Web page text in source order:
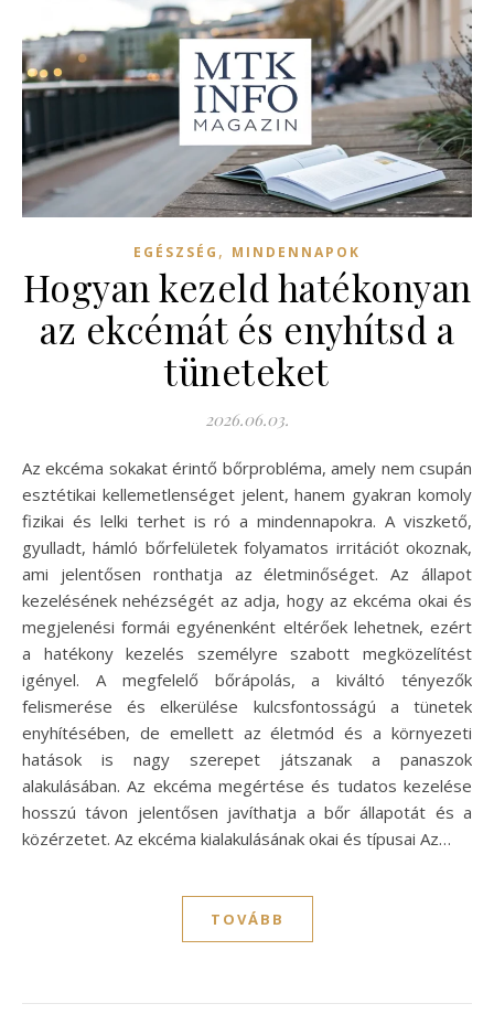
EGÉSZSÉG , MINDENNAPOK
Hogyan kezeld hatékonyan
az ekcémát és enyhítsd a
tüneteket
2026.06.03.
Az ekcéma sokakat érintő bőrprobléma, amely nem csupán
esztétikai kellemetlenséget jelent, hanem gyakran komoly
fizikai és lelki terhet is ró a mindennapokra. A viszkető,
gyulladt, hámló bőrfelületek folyamatos irritációt okoznak,
ami jelentősen ronthatja az életminőséget. Az állapot
kezelésének nehézségét az adja, hogy az ekcéma okai és
megjelenési formái egyénenként eltérőek lehetnek, ezért
a hatékony kezelés személyre szabott megközelítést
igényel. A megfelelő bőrápolás, a kiváltó tényezők
felismerése és elkerülése kulcsfontosságú a tünetek
enyhítésében, de emellett az életmód és a környezeti
hatások is nagy szerepet játszanak a panaszok
alakulásában. Az ekcéma megértése és tudatos kezelése
hosszú távon jelentősen javíthatja a bőr állapotát és a
közérzetet. Az ekcéma kialakulásának okai és típusai Az…
TOVÁBB